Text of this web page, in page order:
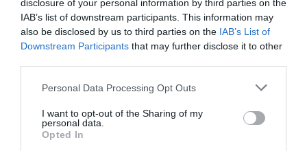
disclosure of your personal information by third parties on the
IAB’s list of downstream participants. This information may
also be disclosed by us to third parties on the IAB’s List of
Downstream Participants that may further disclose it to other
Personal Data Processing Opt Outs
I want to opt-out of the Sharing of my
personal data.
Opted In
διαβίωσης
για οριστική κατάργηση των τεκμηρίων και του φόρου
πολυτελούς διαβίωσης. Οι πληροφορίες που είδαν το φως
της δημοσιότητας στις 26/4/23, γράφουν για οριστική